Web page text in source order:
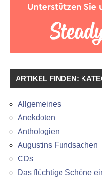
ARTIKEL FINDEN:
Allgemeines
Anekdoten
Anthologien
Augustins Fundsachen
CDs
Das flüchtige Schöne